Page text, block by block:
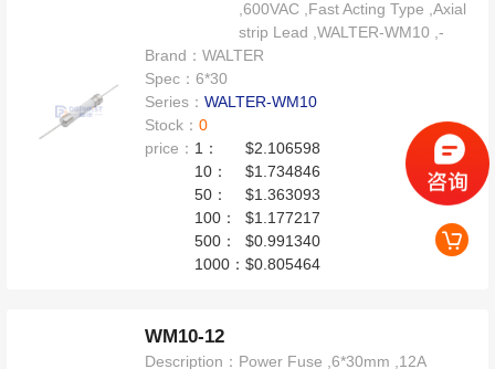
,600VAC ,Fast Acting Type ,Axial
strip Lead ,WALTER-WM10 ,-
Brand：WALTER
Spec：6*30
Series：WALTER-WM10
Stock：0
price： 1：
$2.106598
10：
$1.734846
50：
$1.363093
100：
$1.177217
500：
$0.991340
1000：$0.805464
WM10-12
Description： Power Fuse ,6*30mm ,12A